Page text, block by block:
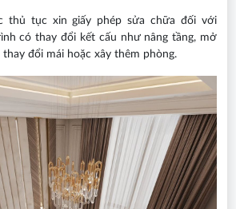
thủ tục xin giấy phép sửa chữa đối với
có thay đổi kết cấu như nâng tầng, mở
đổi mái hoặc xây thêm phòng.